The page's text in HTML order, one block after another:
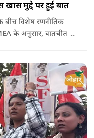
मुद्दे पर हुई बात
बीच विशेष रणनीतिक
के अनुसार, बातचीत की